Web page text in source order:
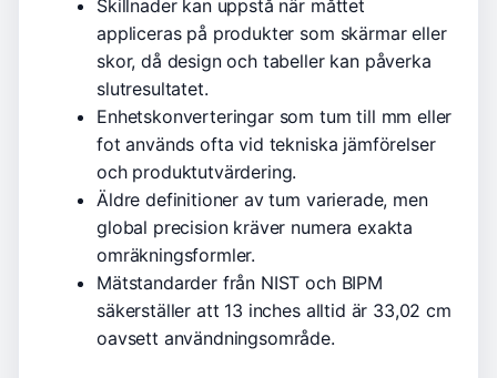
Skillnader kan uppstå när måttet
appliceras på produkter som skärmar eller
skor, då design och tabeller kan påverka
slutresultatet.
Enhetskonverteringar som tum till mm eller
fot används ofta vid tekniska jämförelser
och produktutvärdering.
Äldre definitioner av tum varierade, men
global precision kräver numera exakta
omräkningsformler.
Mätstandarder från NIST och BIPM
säkerställer att 13 inches alltid är 33,02 cm
oavsett användningsområde.